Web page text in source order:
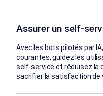
Assurer un self-
Avec les bots pilotés par
courantes, guidez les
self-service et réduisez la
sacrifier la satisfaction de